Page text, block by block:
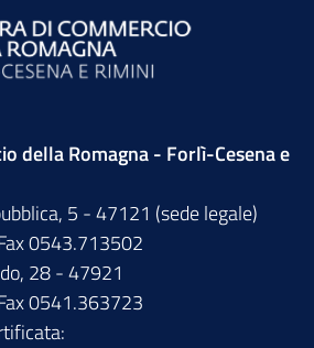
della Romagna - Forlì-Cesena e
5 - 47121 (sede legale)
0543.713502
28 - 47921
0541.363723